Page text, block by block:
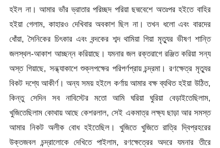
হইল না। আমার ভাঁর ভ্রাতার পরিচ্ছদ পরিয়া ছদ্মবেশে অতঃপর হইতে বাহির
হইয়া গেলাম, কাহারও দেখিবার অবকাশ ছিল না। তখন ধলো এবং বারদের
ধোঁয়া, সৈনিকের চিৎকার এবং বন্দকের শব্দ থামিয়া গিয়া মৃত্যুর ভীষণ শান্তি
জলস্থল-আকাশ আচ্ছন্ন করিয়াছে। যমনার জল রক্তরাগে রঞ্জিত করিয়া সন্য
অস্ত গিয়াছে, সন্ধ্যাকাশে শুক্লপক্ষের পরিপর্ণপ্রায় চন্দ্রমা। রণক্ষেত্র মৃত্যুর
বিকট দশ্যে আকীর্ণ। অন্য সময় হইলে কর্ণায় আমার বক্ষ ব্যথিত হইয়া উঠিত,
কিন্তু সেদিন সব নাবিস্টের মতো আমি ঘরিয়া ঘুরিয়া বেড়াইতেছিলাম,
খুজিতেছিলাম কোথায় আছে কেশরলাল, সেই একমাত্র লক্ষ্য ছাড়া আর সমস্ত
আমার নিকট অলীক বোধ হইতেছিল। খুজিতে খুজিতে রাত্রি দ্বিপ্রহরের
উক্তজবল চন্দ্রালোকে দেখিতে পাইলাম, রণক্ষেত্রের অদরে যমনার তীরে